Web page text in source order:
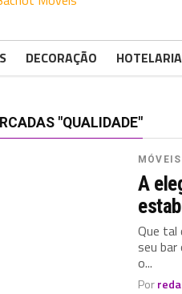
DECORAÇÃO HOTELARIA
"QUALIDADE"
MÓVEIS
A
Que tal
seu
o...
Por